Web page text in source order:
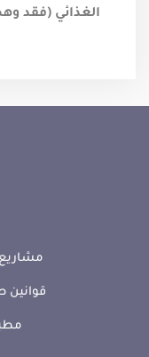
الغذائي (فقد
مشاريع
قوانين